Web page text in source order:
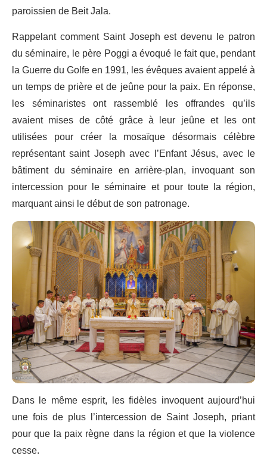
paroissien de Beit Jala.
Rappelant comment Saint Joseph est devenu le patron
du séminaire, le père Poggi a évoqué le fait que, pendant
la Guerre du Golfe en 1991, les évêques avaient appelé à
un temps de prière et de jeûne pour la paix. En réponse,
les séminaristes ont rassemblé les offrandes qu’ils
avaient mises de côté grâce à leur jeûne et les ont
utilisées pour créer la mosaïque désormais célèbre
représentant saint Joseph avec l’Enfant Jésus, avec le
bâtiment du séminaire en arrière-plan, invoquant son
intercession pour le séminaire et pour toute la région,
marquant ainsi le début de son patronage.
Dans le même esprit, les fidèles invoquent aujourd’hui
une fois de plus l’intercession de Saint Joseph, priant
pour que la paix règne dans la région et que la violence
cesse.